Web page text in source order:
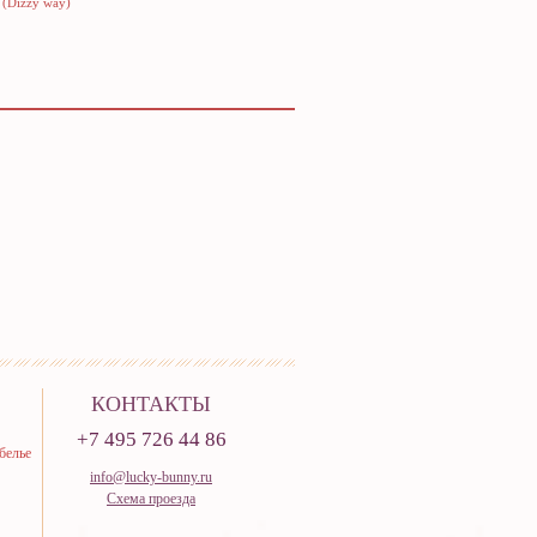
КОНТАКТЫ
+7 495 726 44 86
info@lucky-bunny.ru
Схема проезда